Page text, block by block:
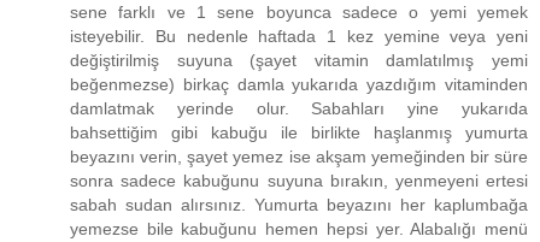
sene farklı ve 1 sene boyunca sadece o yemi yemek
isteyebilir. Bu nedenle haftada 1 kez yemine veya yeni
değiştirilmiş suyuna (şayet vitamin damlatılmış yemi
beğenmezse) birkaç damla yukarıda yazdığım vitaminden
damlatmak yerinde olur. Sabahları yine yukarıda
bahsettiğim gibi kabuğu ile birlikte haşlanmış yumurta
beyazını verin, şayet yemez ise akşam yemeğinden bir süre
sonra sadece kabuğunu suyuna bırakın, yenmeyeni ertesi
sabah sudan alırsınız. Yumurta beyazını her kaplumbağa
yemezse bile kabuğunu hemen hepsi yer. Alabalığı menü